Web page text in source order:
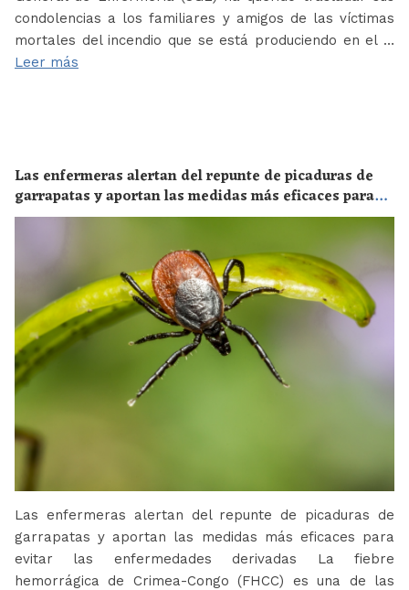
condolencias a los familiares y amigos de las víctimas
mortales del incendio que se está produciendo en el …
Leer más
Las enfermeras alertan del repunte de picaduras de
garrapatas y aportan las medidas más eficaces para
evitar las enfermedades derivadas
Las enfermeras alertan del repunte de picaduras de
garrapatas y aportan las medidas más eficaces para
evitar las enfermedades derivadas La fiebre
hemorrágica de Crimea-Congo (FHCC) es una de las